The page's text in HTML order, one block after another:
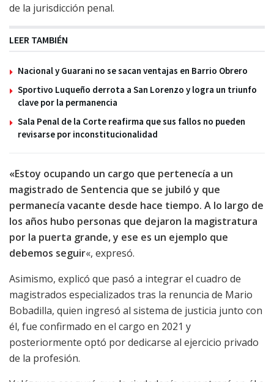
de la jurisdicción penal.
LEER TAMBIÉN
Nacional y Guarani no se sacan ventajas en Barrio Obrero
Sportivo Luqueño derrota a San Lorenzo y logra un triunfo
clave por la permanencia
Sala Penal de la Corte reafirma que sus fallos no pueden
revisarse por inconstitucionalidad
«Estoy ocupando un cargo que pertenecía a un
magistrado de Sentencia que se jubiló y que
permanecía vacante desde hace tiempo. A lo largo de
los años hubo personas que dejaron la magistratura
por la puerta grande, y ese es un ejemplo que
debemos seguir«, expresó.
Asimismo, explicó que pasó a integrar el cuadro de
magistrados especializados tras la renuncia de Mario
Bobadilla, quien ingresó al sistema de justicia junto con
él, fue confirmado en el cargo en 2021 y
posteriormente optó por dedicarse al ejercicio privado
de la profesión.